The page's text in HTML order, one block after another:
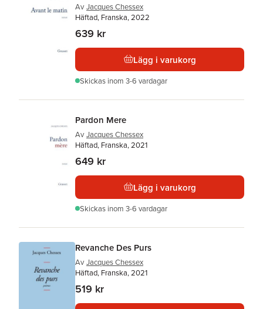
Av Jacques Chessex
Häftad, Franska, 2022
639 kr
Lägg i varukorg
Skickas inom 3-6 vardagar
Pardon Mere
Av Jacques Chessex
Häftad, Franska, 2021
649 kr
Lägg i varukorg
Skickas inom 3-6 vardagar
Revanche Des Purs
Av Jacques Chessex
Häftad, Franska, 2021
519 kr